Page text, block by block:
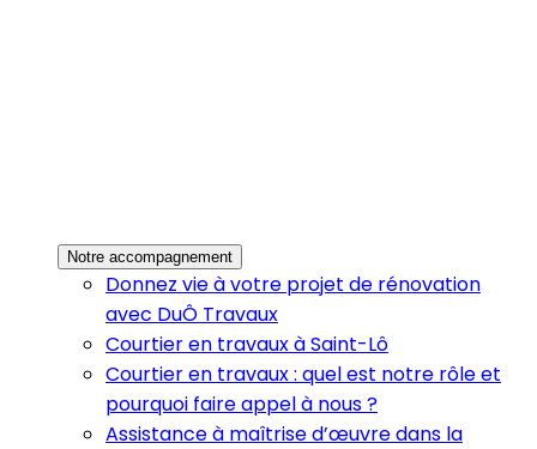
Notre accompagnement
Donnez vie à votre projet de rénovation
avec DuÔ Travaux
Courtier en travaux à Saint-Lô
Courtier en travaux : quel est notre rôle et
pourquoi faire appel à nous ?
Assistance à maîtrise d’œuvre dans la